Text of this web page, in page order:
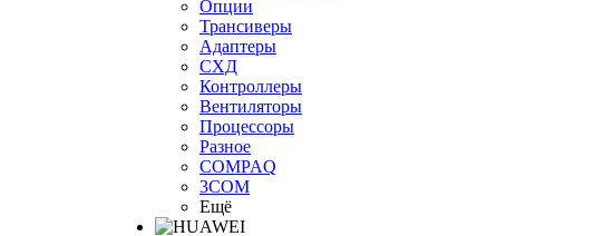
Опции
Трансиверы
Адаптеры
СХД
Контроллеры
Вентиляторы
Процессоры
Разное
COMPAQ
3COM
Ещё